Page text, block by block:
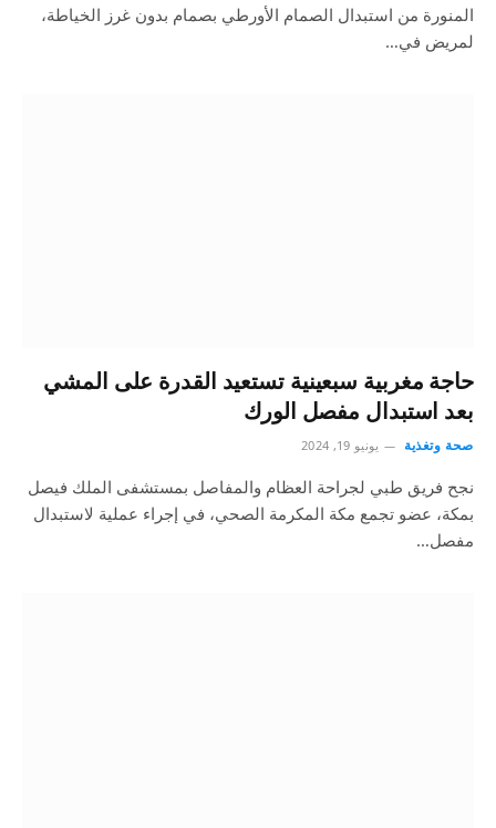
المنورة من استبدال الصمام الأورطي بصمام بدون غرز الخياطة،
لمريض في…
حاجة مغربية سبعينية تستعيد القدرة على المشي
بعد استبدال مفصل الورك
صحة وتغذية يونيو 19, 2024
نجح فريق طبي لجراحة العظام والمفاصل بمستشفى الملك فيصل
بمكة، عضو تجمع مكة المكرمة الصحي، في إجراء عملية لاستبدال
مفصل…